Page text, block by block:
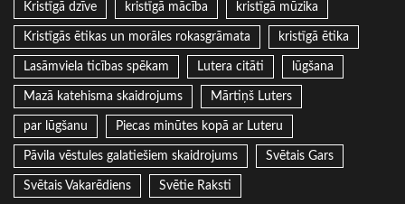
Kristīgā dzīve kristīgā mācība kristīgā mūzika
Kristīgās ētikas un morāles rokasgrāmata kristīgā ētika
Lasāmviela ticības spēkam Lutera citāti lūgšana
Mazā katehisma skaidrojums Mārtiņš Luters
par lūgšanu Piecas minūtes kopā ar Luteru
Pāvila vēstules galatiešiem skaidrojums Svētais Gars
Svētais Vakarēdiens Svētie Raksti